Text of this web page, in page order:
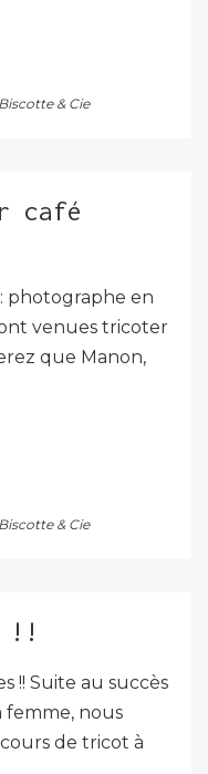
& Cie
café
photographe en
venues tricoter
que Manon,
& Cie
!!
!! Suite au succès
femme, nous
de tricot à